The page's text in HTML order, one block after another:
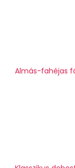
Almás-fahéjas